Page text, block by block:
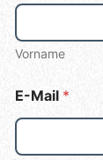
Vorname
E-Mail *